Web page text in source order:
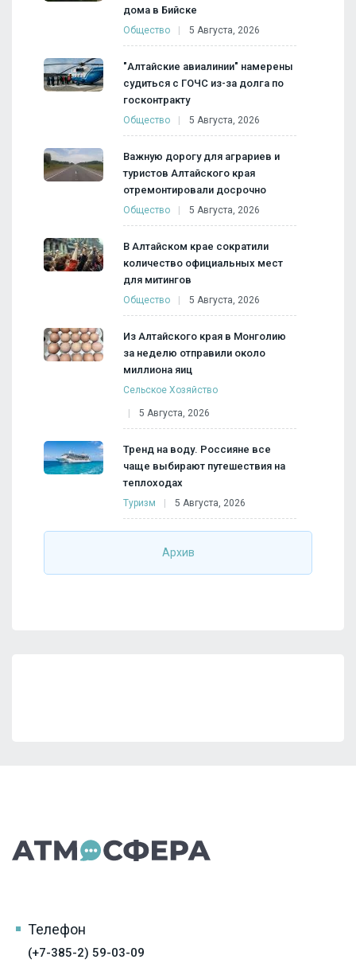
дома в Бийске
Общество 5 Августа, 2026
"Алтайские авиалинии" намерены
судиться с ГОЧС из-за долга по
госконтракту
Общество 5 Августа, 2026
Важную дорогу для аграриев и
туристов Алтайского края
отремонтировали досрочно
Общество 5 Августа, 2026
В Алтайском крае сократили
количество официальных мест
для митингов
Общество 5 Августа, 2026
Из Алтайского края в Монголию
за неделю отправили около
миллиона яиц
Сельское Хозяйство
5 Августа, 2026
Тренд на воду. Россияне все
чаще выбирают путешествия на
теплоходах
Туризм 5 Августа, 2026
Архив
Телефон
(+7-385-2) 59-03-09